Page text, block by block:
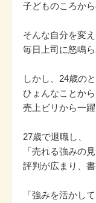
子どものころか
そんな自分を変
毎日上司に怒鳴
しかし、24歳の
ひょんなことか
売上ビリから一
27歳で退職し、
「売れる強みの
評判が広まり、
「強みを活かし